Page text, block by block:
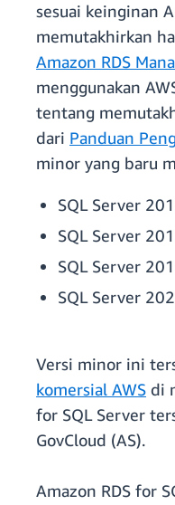
sesuai keinginan
memutakhirkan
Amazon RDS
menggunakan
tentang
dari Panduan
minor yang baru
SQL Server
SQL Server
SQL Server
SQL Server
Versi minor ini
komersial AWS di
for SQL Server
GovCloud (AS).
Amazon RDS for